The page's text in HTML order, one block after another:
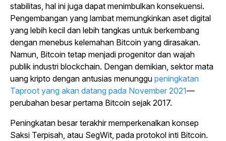
stabilitas, hal ini juga dapat menimbulkan konsekuensi.
Pengembangan yang lambat memungkinkan aset digital
yang lebih kecil dan lebih tangkas untuk berkembang
dengan menebus kelemahan Bitcoin yang dirasakan.
Namun, Bitcoin tetap menjadi progenitor dan wajah
publik industri blockchain. Dengan demikian, sektor mata
uang kripto dengan antusias menunggu peningkatan
Taproot yang akan datang pada November 2021—
perubahan besar pertama Bitcoin sejak 2017.
Peningkatan besar terakhir memperkenalkan konsep
Saksi Terpisah, atau SegWit, pada protokol inti Bitcoin.